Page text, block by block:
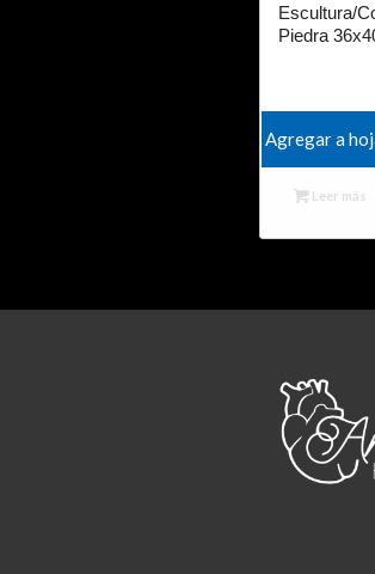
Escultura/
Piedra
Agregar a
Leer más